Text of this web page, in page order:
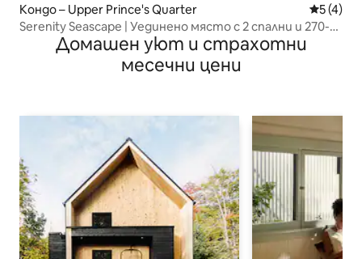
Кондо – Upper Prince's Quarter Средна
5 (4)
Serenity Seascape | Уединено място с 2 спални и 270-
градусова гледка към океана
Домашен уют и страхотни
месечни цени